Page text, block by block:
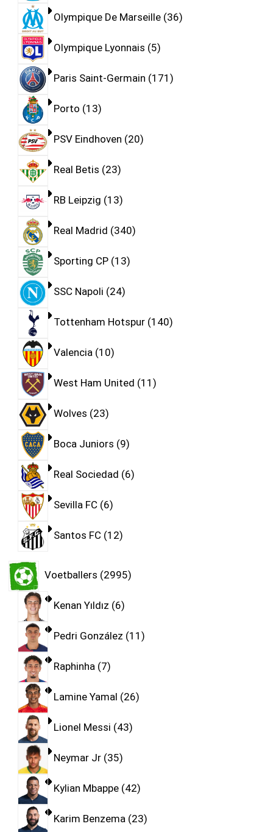
Olympique De Marseille 36
Olympique Lyonnais 5
Paris Saint-Germain 171
Porto 13
PSV Eindhoven 20
Real Betis 23
RB Leipzig 13
Real Madrid 340
Sporting CP 13
SSC Napoli 24
Tottenham Hotspur 140
Valencia 10
West Ham United 11
Wolves 23
Boca Juniors 9
Real Sociedad 6
Sevilla FC 6
Santos FC 12
Voetballers 2995
Kenan Yıldız 6
Pedri González 11
Raphinha 7
Lamine Yamal 26
Lionel Messi 43
Neymar Jr 35
Kylian Mbappe 42
Karim Benzema 23